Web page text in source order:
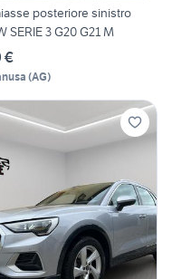
posteriore sinistro
SERIE 3 G20 G21 M
€
(AG)